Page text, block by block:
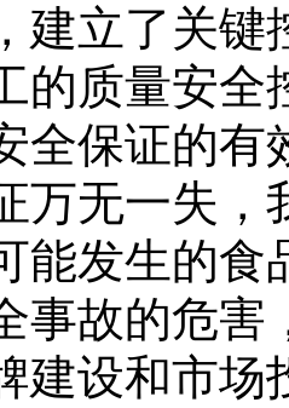
建立了关键
的质量安全
全保证的有
无一失，
能发生的食
事故的危害
建设和市场